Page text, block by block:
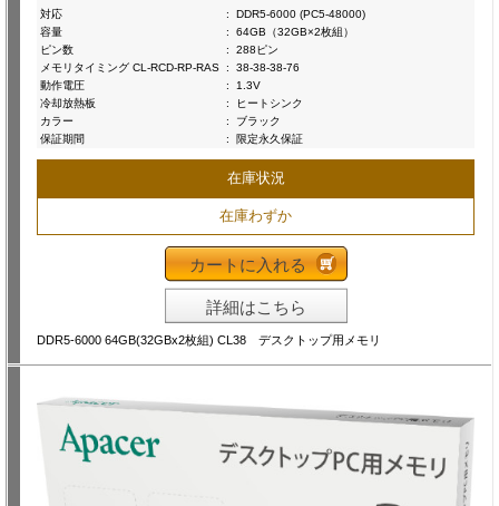
対応
:
DDR5-6000 (PC5-48000)
容量
:
64GB（32GB×2枚組）
ピン数
:
288ピン
メモリタイミング CL-RCD-RP-RAS :
38-38-38-76
動作電圧
:
1.3V
冷却放熱板
:
ヒートシンク
カラー
:
ブラック
保証期間
: 限定永久保証
在庫状況
在庫わずか
カートに入れる
詳細はこちら
DDR5-6000 64GB(32GBx2枚組) CL38 デスクトップ用メモリ